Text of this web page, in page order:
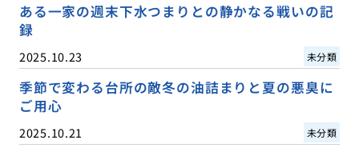
ある一家の週末下水つまりとの静かなる戦いの記
録
2025.10.23 未分類
季節で変わる台所の敵冬の油詰まりと夏の悪臭に
ご用心
2025.10.21 未分類